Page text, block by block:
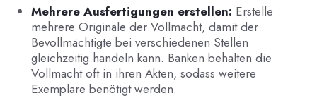
Mehrere Ausfertigungen erstellen: Erstelle
mehrere Originale der Vollmacht, damit der
Bevollmächtigte bei verschiedenen Stellen
gleichzeitig handeln kann. Banken behalten die
Vollmacht oft in ihren Akten, sodass weitere
Exemplare benötigt werden.